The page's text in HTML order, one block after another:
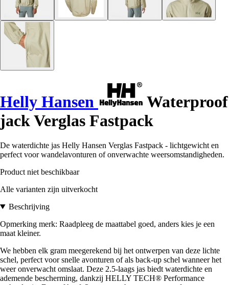
Helly Hansen
Waterproof
jack Verglas Fastpack
De waterdichte jas Helly Hansen Verglas Fastpack - lichtgewicht en
perfect voor wandelavonturen of onverwachte weersomstandigheden.
Product niet beschikbaar
Alle varianten zijn uitverkocht
Beschrijving
Opmerking merk: Raadpleeg de maattabel goed, anders kies je een
maat kleiner.
We hebben elk gram meegerekend bij het ontwerpen van deze lichte
schel, perfect voor snelle avonturen of als back-up schel wanneer het
weer onverwacht omslaat. Deze 2.5-laags jas biedt waterdichte en
ademende bescherming, dankzij HELLY TECH® Performance